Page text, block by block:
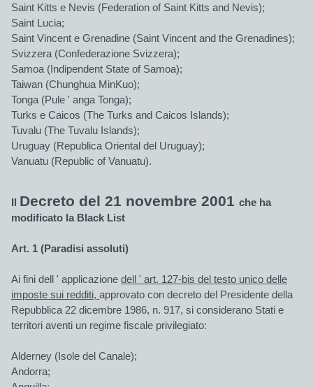
Saint Kitts e Nevis (Federation of Saint Kitts and Nevis);
Saint Lucia;
Saint Vincent e Grenadine (Saint Vincent and the Grenadines);
Svizzera (Confederazione Svizzera);
Samoa (Indipendent State of Samoa);
Taiwan (Chunghua MinKuo);
Tonga (Pule ' anga Tonga);
Turks e Caicos (The Turks and Caicos Islands);
Tuvalu (The Tuvalu Islands);
Uruguay (Republica Oriental del Uruguay);
Vanuatu (Republic of Vanuatu).
Il Decreto del 21 novembre 2001 che ha
modificato la Black List
Art. 1 (Paradisi assoluti)
Ai fini dell ' applicazione dell ' art. 127-bis del testo unico delle
imposte sui redditi, approvato con decreto del Presidente della
Repubblica 22 dicembre 1986, n. 917, si considerano Stati e
territori aventi un regime fiscale privilegiato:
Alderney (Isole del Canale);
Andorra;